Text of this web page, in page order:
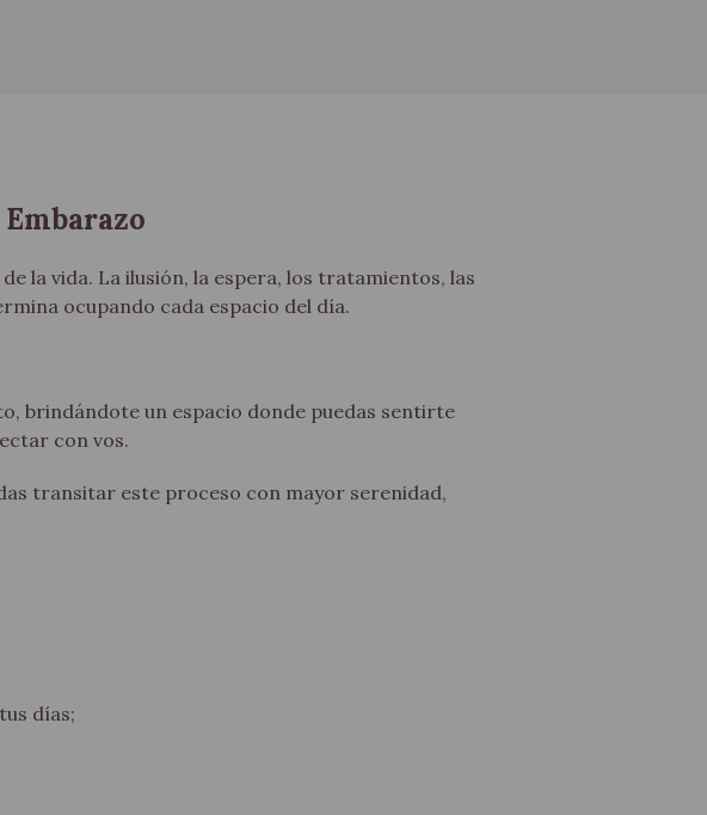
la vida. La ilusión, la espera, los tratamientos, las
ocupando cada espacio del día.
brindándote un espacio donde puedas sentirte
con vos.
transitar este proceso con mayor serenidad,
días;